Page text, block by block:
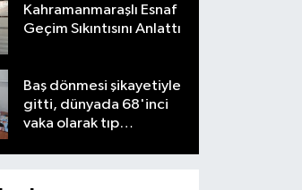
Kahramanmaraşlı Esnaf
Geçim Sıkıntısını Anlattı
Baş dönmesi şikayetiyle
gitti, dünyada 68'inci
vaka olarak tıp